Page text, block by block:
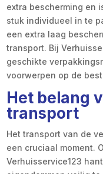
extra bescherming en
stuk individueel in te
een extra laag
transport. Bij
geschikte
voorwerpen op de
Het belang
transport
Het transport van de
een cruciaal moment.
Verhuisservice123